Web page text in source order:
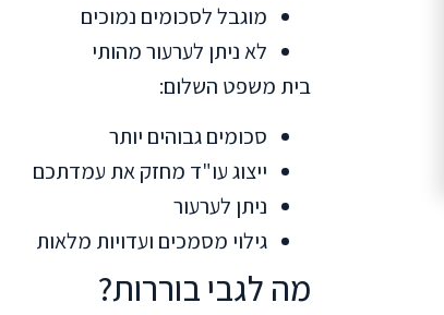
מוגבל לסכומים נמוכים
לא ניתן לערעור מהותי
בית משפט השלום:
סכומים גבוהים יותר
ייצוג עו"ד מחזק את עמדתכם
ניתן לערעור
גילוי מסמכים ועדויות מלאות
מה לגבי בוררות?